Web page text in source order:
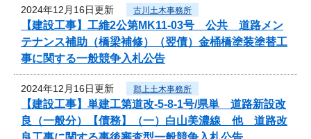
2024年12月16日更新 古川土木事務所
【建設工事】工維2公第MK11-03号 公共 道路メン
テナンス補助（橋梁補修）（翌債）金桶橋塗装塗替工
事に関する一般競争入札公告
2024年12月16日更新 郡上土木事務所
【建設工事】単建工第道改-5-8-1号/県単 道路新設改
良（一般分）【債務】（一）白山美濃線 他 道路改